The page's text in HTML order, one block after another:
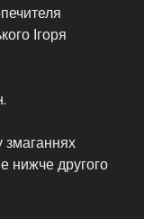
Ігоря
змаганнях
нижче другого